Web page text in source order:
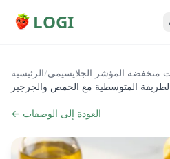
LOGI
الرئيسية/منخفضة المؤشر الجلايسيمي
المتوسطية مع الحمص والجرجير
← العودة إلى الوصفات